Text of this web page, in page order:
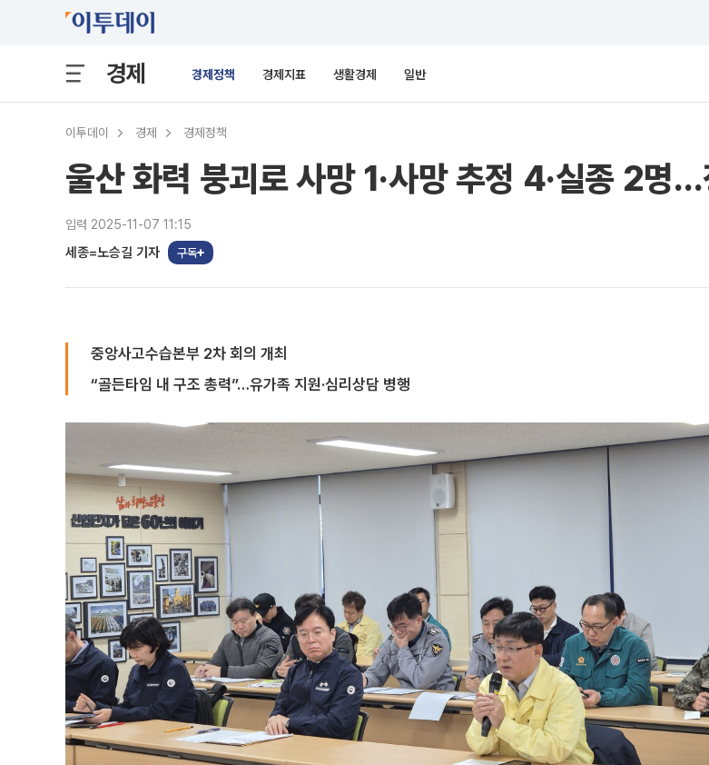
경제 경제정책 경제지표 생활경제 일반
이투데이 경제 경제정책
울산 화력 붕괴로 사망 1·사망 추정 4·실종 2명…
입력 2025-11-07 11:15
세종=노승길 기자 구독
중앙사고수습본부 2차 회의 개최
“골든타임 내 구조 총력”…유가족 지원·심리상담 병행